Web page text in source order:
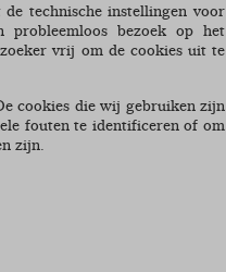
technische instellingen voor
probleemloos bezoek op het
vrij om de cookies uit te
cookies die wij gebruiken zijn
fouten te identificeren of om
zijn.